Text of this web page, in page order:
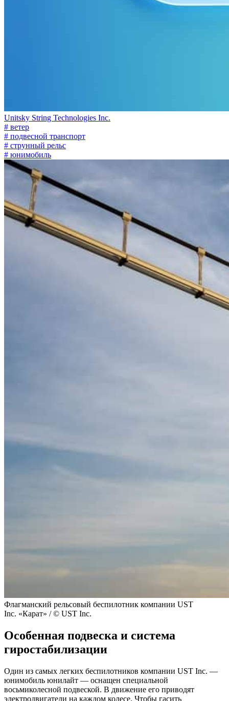
Unitsky String Technologies Inc.
# ветер
# подвесной транспорт
# струнный рельс
# юнимобиль
Флагманский рельсовый беспилотник компании UST
Inc. «Карат» / © UST Inc.
Особенная подвеска и система
гиростабилизации
Один из самых легких беспилотников компании UST Inc. —
юнимобиль юнилайт — оснащен специальной
восьмиколесной подвеской. В движение его приводят
электродвигатели на каждом колесе. Чтобы гасить